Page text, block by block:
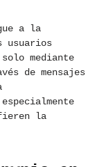
a la
usuarios
mediante
de mensajes
la